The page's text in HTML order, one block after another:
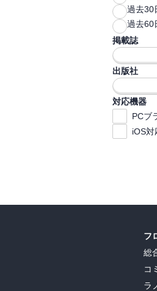
過去30
過去60
掲載誌
出版社
対応機器
PCブ
iOS対
フ
総
コ
ラ